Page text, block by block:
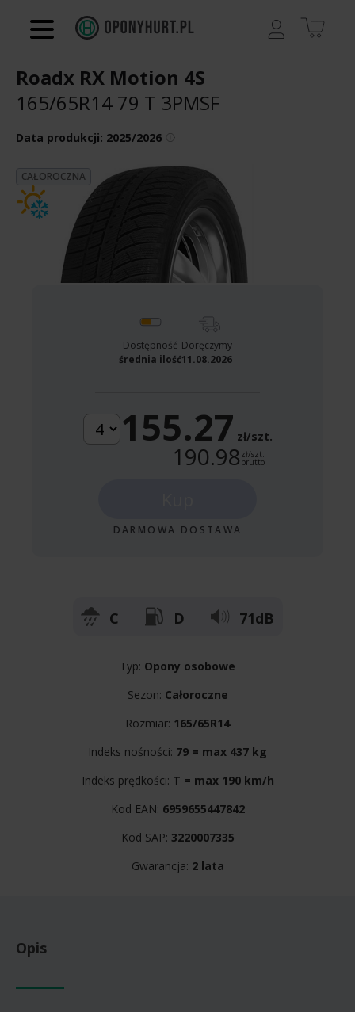
Kontakt
Roadx RX Motion 4S
165/65R14 79 T 3PMSF
Data produkcji: 2025/2026
CAŁOROCZNA
Dostępność
średnia ilość
Doręczymy
11.08.2026
155.27 zł/szt.
190.98 zł/szt.
brutto
DARMOWA DOSTAWA
C D 71dB
Typ: Opony osobowe
Sezon: Całoroczne
Rozmiar: 165/65R14
Indeks nośności: 79 = max 437 kg
Indeks prędkości: T = max 190 km/h
Kod EAN: 6959655447842
Kod SAP: 3220007335
Gwarancja: 2 lata
Opis